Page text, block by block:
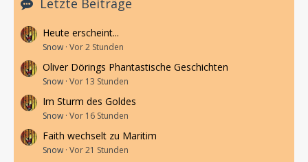
Heute erscheint...
Snow Vor 2 Stunden
Oliver Dörings Phantastische Geschichten
Snow Vor 13 Stunden
Im Sturm des Goldes
Snow Vor 16 Stunden
Faith wechselt zu Maritim
Snow Vor 21 Stunden